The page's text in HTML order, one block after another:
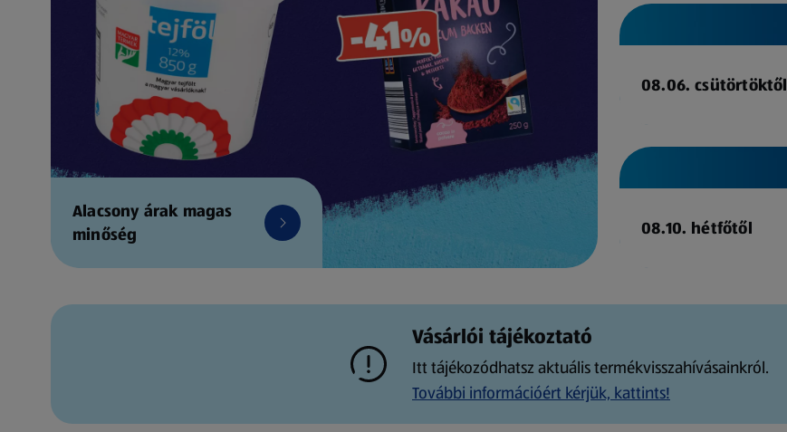
Alacsony árak magas
minőség
08.06. csütörtöktől
08.10. hétfőtől
Vásárlói tájékoztató
Itt tájékozódhatsz aktuális termékvisszahívásainkról.
További információért kérjük, kattints!